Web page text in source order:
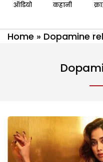
ऑडियो कहानी
Home » Dopamine